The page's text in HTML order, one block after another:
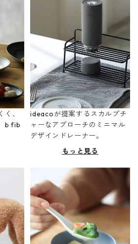
、
b fib
ideacoが提案するスカルプチ
ャーなアプローチのミニマル
デザインドレーナー。
もっと見る